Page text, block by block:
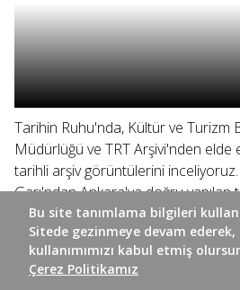
Tarihin Ruhu'nda, Kültür ve Turizm
Müdürlüğü ve TRT Arşivi'nden elde
tarihli arşiv görüntülerini
Garı'ndan Ankara'ya doğru
Yunanistan...
Bu site tanımlama bilgileri
Sitede gezinmeye devam ederek,
kullanımımızı kabul etmiş
Çerez Politikamız